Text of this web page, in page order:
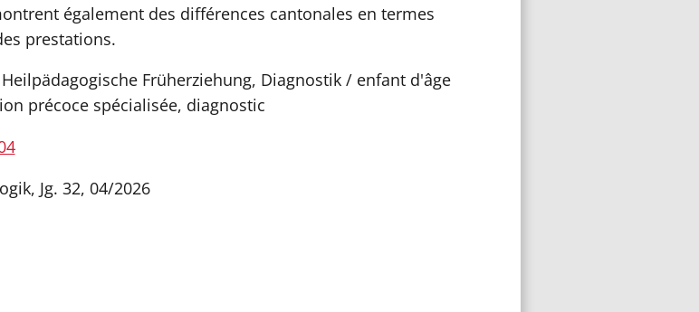
également des différences cantonales en termes
prestations.
Früherziehung, Diagnostik / enfant d'âge
précoce spécialisée, diagnostic
Jg. 32, 04/2026